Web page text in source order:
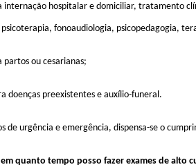
internação hospitalar e domiciliar, tratamento
fonoaudiologia, psicopedagogia,
partos ou cesarianas;
doenças preexistentes e auxílio-funeral.
de urgência e emergência, dispensa-se o
quanto tempo posso fazer exames de alto